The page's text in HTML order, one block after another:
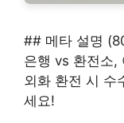
## 메타 설명
은행 vs 환전소,
외화 환전 시 수
세요!